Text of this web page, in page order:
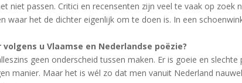
niet passen. Critici en recensenten zijn veel te vaak op zoek
waar het de dichter eigenlijk om te doen is. In een
u Vlaamse en Nederlandse poëzie?
geen onderscheid tussen maken. Er is goeie en
manier. Maar het is wél zo dat men vanuit Nederland